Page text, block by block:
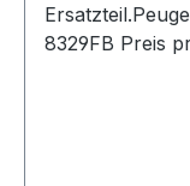
8329FB Preis pro